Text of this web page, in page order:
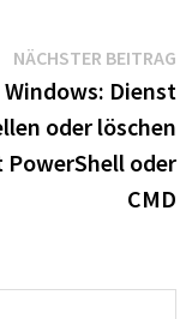
NÄCHSTER BEITRAG
Windows: Dienst
oder löschen
PowerShell oder
CMD